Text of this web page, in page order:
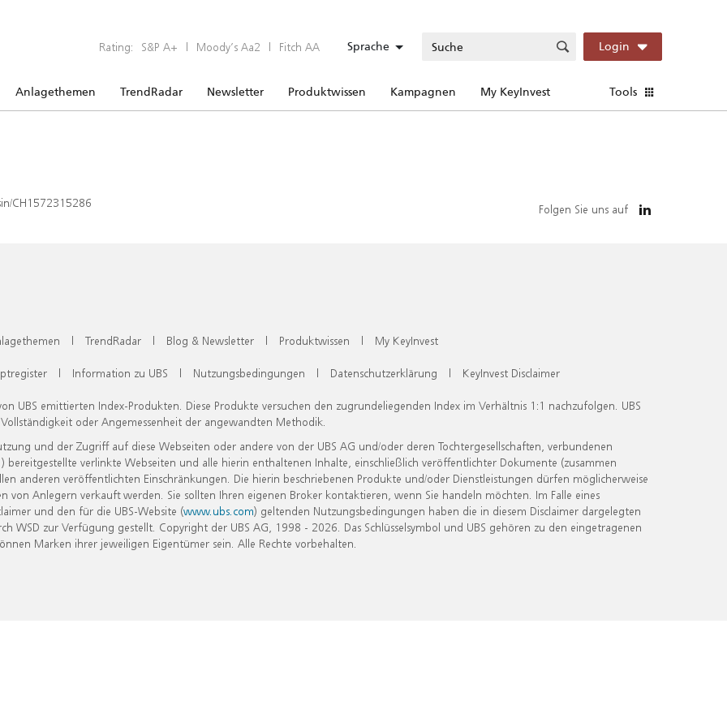
Rating: S&P A+ | Moody’s Aa2 | Fitch AA Sprache Login
Anlagethemen TrendRadar Newsletter Produktwissen Kampagnen My KeyInvest Tools
CH1572315286 Folgen Sie uns auf
| TrendRadar | Blog & Newsletter | Produktwissen | My KeyInvest
| Information zu UBS | Nutzungsbedingungen | Datenschutzerklärung | KeyInvest Disclaimer
UBS emittierten Index-Produkten. Diese Produkte versuchen den zugrundeliegenden Index im Verhältnis 1:1 nachzufolgen. UBS
oder Angemessenheit der angewandten Methodik.
und der Zugriff auf diese Webseiten oder andere von der UBS AG und/oder deren Tochtergesellschaften, verbundenen
verlinkte Webseiten und alle hierin enthaltenen Inhalte, einschließlich veröffentlichter Dokumente (zusammen
anderen veröffentlichten Einschränkungen. Die hierin beschriebenen Produkte und/oder Dienstleistungen dürfen möglicherweise
Anlegern verkauft werden. Sie sollten Ihren eigenen Broker kontaktieren, wenn Sie handeln möchten. Im Falle eines
und den für die UBS-Website (www.ubs.com) geltenden Nutzungsbedingungen haben die in diesem Disclaimer dargelegten
zur Verfügung gestellt. Copyright der UBS AG, 1998 - 2026. Das Schlüsselsymbol und UBS gehören zu den eingetragenen
Marken ihrer jeweiligen Eigentümer sein. Alle Rechte vorbehalten.